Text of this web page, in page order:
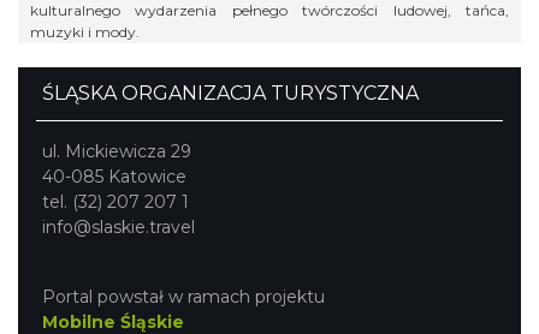
kulturalnego wydarzenia pełnego twórczości ludowej, tańca,
muzyki i mody.
ŚLĄSKA ORGANIZACJA TURYSTYCZNA
ul. Mickiewicza 29
40-085 Katowice
tel. (32) 207 207 1
info@slaskie.travel
Portal powstał w ramach projektu
Mobilne Śląskie